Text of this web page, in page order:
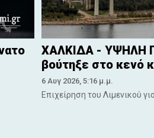
ΧΑΛΚΙΔΑ - ΥΨΗΛΗ
βούτηξε στο κενό
6 Αυγ 2026, 5:16 μ.μ.
Επιχείρηση του Λιμενικού